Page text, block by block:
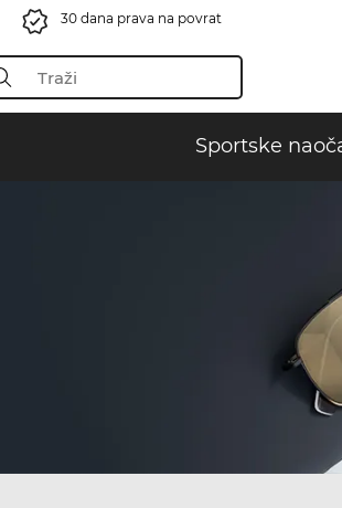
30 dana prava na povrat
Sportske